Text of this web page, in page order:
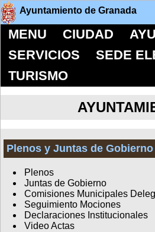
Ayuntamiento de Granada
MENU CIUDAD
SERVICIOS
SEDE
TURISMO
Plenos y Juntas de Gobierno
Plenos
Juntas de Gobierno
Comisiones Municipales
Seguimiento Mociones
Declaraciones Institucionales
Video Actas